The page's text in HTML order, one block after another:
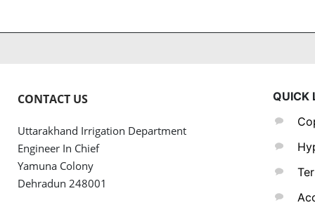
CONTACT US
Uttarakhand Irrigation Department
Engineer In Chief
Yamuna Colony
Dehradun 248001
QUICK